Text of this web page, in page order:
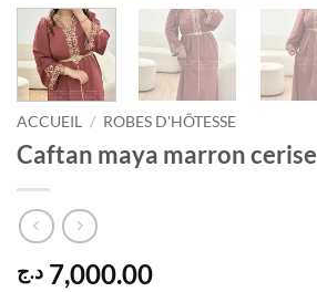
ACCUEIL / ROBES D'HÔTESSE
Caftan maya marron cerise
7,000.00 د.ج